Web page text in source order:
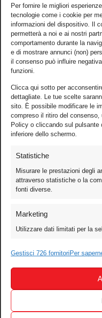
Per fornire le migliori
tecnologie come i cookie per
informazioni del dispositivo. Il
permetterà a noi e ai nostri
comportamento durante la
e di mostrare annunci (non)
il consenso può influire
funzioni.
Clicca qui sotto per
dettagliate. Le tue scelte
sito. È possibile modificare le
compreso il ritiro del
Policy o cliccando sul pulsante
inferiore dello schermo.
Statistiche
Misurare le prestazioni degli
attraverso statistiche o la
fonti diverse.
Marketing
Utilizzare dati limitati per la
Gestisci 726 fornitori Per
Games
Test
Audio